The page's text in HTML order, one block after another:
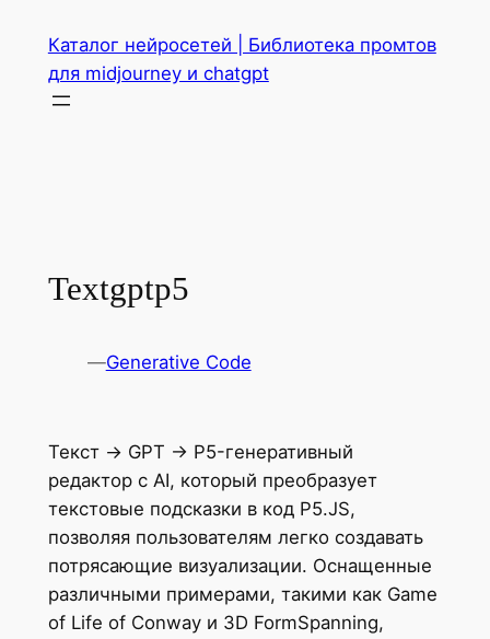
содержимому
Каталог нейросетей | Библиотека промтов
для midjourney и chatgpt
Textgptp5
—Generative Code
Текст → GPT → P5-генеративный
редактор с AI, который преобразует
текстовые подсказки в код P5.JS,
позволяя пользователям легко создавать
потрясающие визуализации. Оснащенные
различными примерами, такими как Game
of Life of Conway и 3D FormSpanning,